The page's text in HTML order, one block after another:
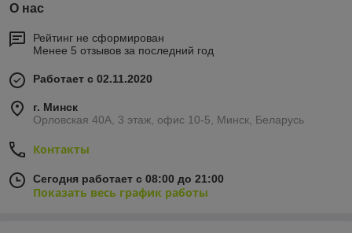
О нас
Рейтинг не сформирован
Менее 5 отзывов за последний год
Работает с 02.11.2020
г. Минск
Орловская 40А, 3 этаж, офис 10-5, Минск, Беларусь
Контакты
Сегодня работает с 08:00 до 21:00
Показать весь график работы